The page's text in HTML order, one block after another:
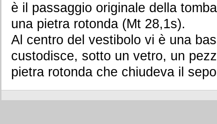
è il passaggio originale della
una pietra rotonda (Mt 28,1s).
Al centro del vestibolo vi è una
custodisce, sotto un vetro, un
pietra rotonda che chiudeva il